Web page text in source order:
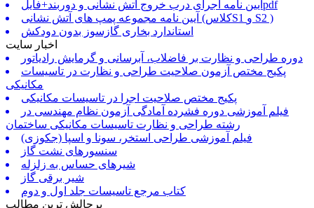
آیین نامه اجرای درب خروج آتش نشانی و دوربند+فایلpdf
آیین نامه مجموعه پمپ های آتش نشانی (کلاسS1 و S2 )
استاندارد بخاری گازسوز بدون دودکش
اخبار سایت
دوره طراحی و نظارت بر فاضلاب، آبرسانی و گرمایش رادیاتور
پکیج مختص آزمون صلاحیت طراحی و نظارت در تاسیسات
مکانیکی
پکیج مختص صلاحیت اجرا در تاسیسات مکانیکی
فیلم آموزشی دوره فشرده آمادگی آزمون نظام مهندسی در
رشته طراحی و نظارت تاسیسات مکانیکی ساختمان
فیلم آموزشی طراحی استخر، سونا و اسپا (جکوزی)
سنسورهای نشت گاز
شیرهای حساس به زلزله
شیر برقی گاز
کتاب مرجع تاسیسات جلد اول و دوم
پرچالش ترین مطالب